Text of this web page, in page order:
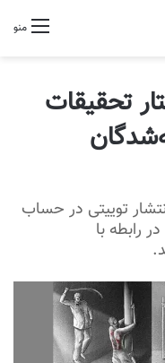
منو
تحقیقات
توییتی در حساب
رابطه با